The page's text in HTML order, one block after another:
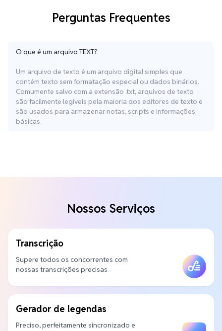
Perguntas Frequentes
O que é um arquivo TEXT?
Um arquivo de texto é um arquivo digital simples que
contém texto sem formatação especial ou dados binários.
Comumente salvo com a extensão .txt, arquivos de texto
são facilmente legíveis pela maioria dos editores de texto e
são usados para armazenar notas, scripts e informações
básicas.
Nossos Serviços
Transcrição
Supere todos os concorrentes com
nossas transcrições precisas
Gerador de legendas
Preciso, perfeitamente sincronizado e